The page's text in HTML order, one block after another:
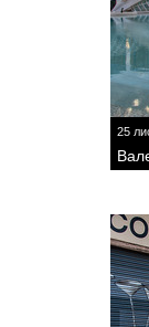
25